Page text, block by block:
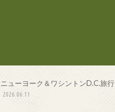
ニューヨーク＆ワシントンD.C.旅行
2026.06.11